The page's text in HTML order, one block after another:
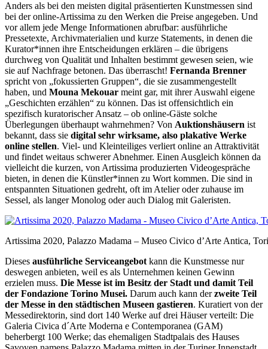
Anders als bei den meisten digital präsentierten Kunstmessen sind
bei der online-Artissima zu den Werken die Preise angegeben. Und
vor allem jede Menge Informationen abrufbar: ausführliche
Pressetexte, Archivmaterialien und kurze Statements, in denen die
Kurator*innen ihre Entscheidungen erklären – die übrigens
durchweg von Qualität und Inhalten bestimmt gewesen seien, wie
sie auf Nachfrage betonen. Das überrascht! Fernanda Brenner
spricht von „fokussierten Gruppen“, die sie zusammengestellt
haben, und Mouna Mekouar meint gar, mit ihrer Auswahl eigene
„Geschichten erzählen“ zu können. Das ist offensichtlich ein
spezifisch kuratorischer Ansatz – ob online-Gäste solche
Überlegungen überhaupt wahrnehmen? Von Auktionshäusern ist
bekannt, dass sie digital sehr wirksame, also plakative Werke
online stellen. Viel- und Kleinteiliges verliert online an Attraktivität
und findet weitaus schwerer Abnehmer. Einen Ausgleich können da
vielleicht die kurzen, von Artissima produzierten Videogespräche
bieten, in denen die Künstler*innen zu Wort kommen. Die sind in
entspannten Situationen gedreht, oft im Atelier oder zuhause im
Sessel, als langer Monolog oder auch Dialog mit Galeristen.
Artissima 2020, Palazzo Madama – Museo Civico d’Arte Antica,
Dieses ausführliche Serviceangebot kann die Kunstmesse nur
deswegen anbieten, weil es als Unternehmen keinen Gewinn
erzielen muss. Die Messe ist im Besitz der Stadt und damit Teil
der Fondazione Torino Musei. Darum auch kann derzweite Teil
der Messe in den städtischen Museen gastieren. Kuratiert von der
Messedirektorin, sind dort 140 Werke auf drei Häuser verteilt: Die
Galeria Civica d´Arte Moderna e Contemporanea (GAM)
beherbergt 100 Werke; das ehemaligen Stadtpalais des Hauses